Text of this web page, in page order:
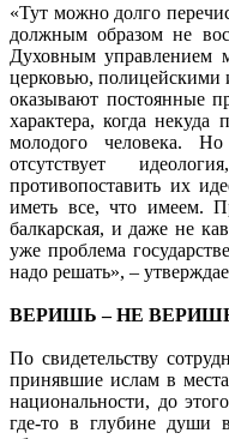
«Тут можно долго
должным образом не
Духовным управлением
церковью, полицейскими
оказывают постоянные
характера, когда
молодого человека.
отсутствует
противопоставить их
иметь все, что имеем.
балкарская, и даже не
уже проблема
надо решать», –
ВЕРИШЬ – НЕ
По свидетельству
принявшие ислам в
национальности, до
где-то в глубине души